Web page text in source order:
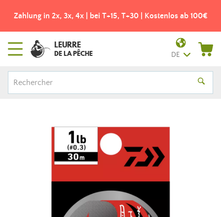
Zahlung in 2x, 3x, 4x | bei T+15, T+30 | Kostenlos ab 100€
LEURRE
DE LA PÊCHE DE